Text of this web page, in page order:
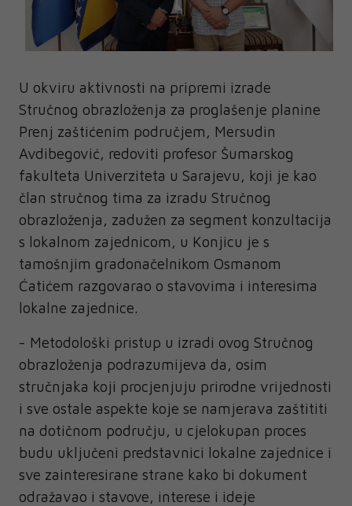
U okviru aktivnosti na pripremi izrade
Stručnog obrazloženja za proglašenje planine
Prenj zaštićenim područjem, Mersudin
Avdibegović, redoviti profesor Šumarskog
fakulteta Univerziteta u Sarajevu, koji je kao
član stručnog tima za izradu Stručnog
obrazloženja, zadužen za segment konzultacija
s lokalnom zajednicom, u Konjicu je s
tamošnjim gradonačelnikom Osmanom
Ćatićem razgovarao o stavovima i interesima
lokalne zajednice.
- Metodološki pristup u izradi ovog Stručnog
obrazloženja podrazumijeva da, osim
stručnjaka koji procjenjuju prirodne vrijednosti
i sve ostale aspekte koje se namjerava zaštititi
na dotičnom području, u cjelokupan proces
budu uključeni predstavnici lokalne zajednice i
sve zainteresirane strane kako bi dokument
odražavao i stavove, interese i ideje